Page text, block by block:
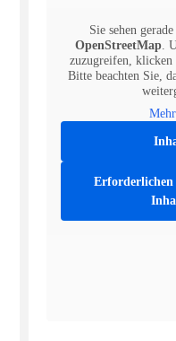
Sie sehen
OpenStreetMap.
zuzugreifen, klicken
Bitte beachten Sie,
Erforderlichen